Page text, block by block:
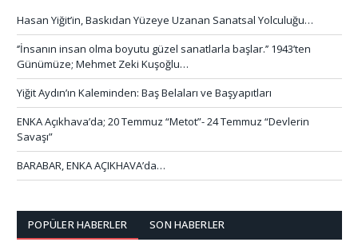
Hasan Yiğit’in, Baskıdan Yüzeye Uzanan Sanatsal Yolculuğu…
‘’İnsanın insan olma boyutu güzel sanatlarla başlar.’’ 1943’ten
Günümüze; Mehmet Zeki Kuşoğlu…
Yiğit Aydın’ın Kaleminden: Baş Belaları ve Başyapıtları
ENKA Açıkhava’da; 20 Temmuz “Metot”- 24 Temmuz “Devlerin
Savaşı”
BARABAR, ENKA AÇIKHAVA’da…
POPÜLER HABERLER SON HABERLER